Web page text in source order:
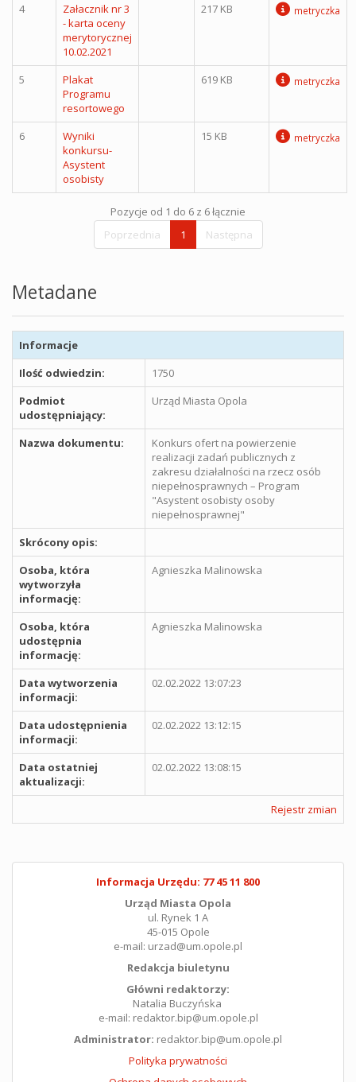
4
Załacznik nr 3
- karta oceny
merytorycznej
10.02.2021
217 KB metryczka
5
Plakat
Programu
resortowego
619 KB metryczka
6
Wyniki
konkursu-
Asystent
osobisty
15 KB metryczka
Pozycje od 1 do 6 z 6 łącznie
Poprzednia
1 Następna
Metadane
Informacje
Ilość odwiedzin:
1750
Podmiot
udostępniający:
Urząd Miasta Opola
Nazwa dokumentu:
Konkurs ofert na powierzenie
realizacji zadań publicznych z
zakresu działalności na rzecz osób
niepełnosprawnych – Program
"Asystent osobisty osoby
niepełnosprawnej"
Skrócony opis:
Osoba, która
wytworzyła
informację:
Agnieszka Malinowska
Osoba, która
udostępnia
informację:
Agnieszka Malinowska
Data wytworzenia
informacji:
02.02.2022 13:07:23
Data udostępnienia
informacji:
02.02.2022 13:12:15
Data ostatniej
aktualizacji:
02.02.2022 13:08:15
Rejestr zmian
Informacja Urzędu: 77 45 11 800
Urząd Miasta Opola
ul. Rynek 1 A
45-015 Opole
e-mail: urzad@um.opole.pl
Redakcja biuletynu
Główni redaktorzy:
Natalia Buczyńska
e-mail: redaktor.bip@um.opole.pl
Administrator: redaktor.bip@um.opole.pl
Polityka prywatności